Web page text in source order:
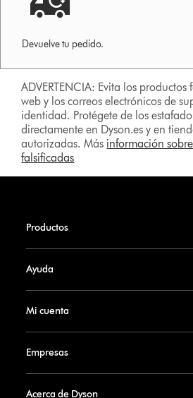
Devuelve tu pedido.
ADVERTENCIA: Evita los productos
web y los correos electrónicos de
identidad. Protégete de los
directamente en Dyson.es y en
autorizadas. Más información
falsificadas
Productos
Ayuda
Mi cuenta
Empresas
Acerca de Dyson